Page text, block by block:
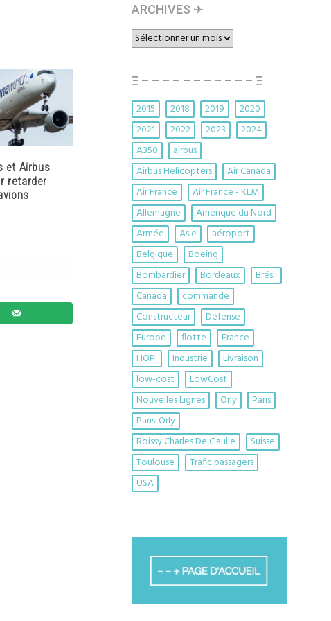
et Airbus
retarder
ARCHIVES ✈︎
ARCHIVES
✈︎
Ξ – – – – – – – – – – – Ξ
2015 2018 2019
2020
2021
2022 2023
2024
A350
airbus
Airbus Helicopters
Air Canada
Air France
Air France - KLM
Allemagne
Amerique du Nord
Armée
Asie
aéroport
Belgique
Boeing
Bombardier
Bordeaux
Brésil
Canada
commande
Constructeur
Défense
Europe
flotte
France
HOP!
Industrie
Livraison
low-cost
LowCost
Nouvelles Lignes
Orly
Paris
Paris-Orly
Roissy Charles De Gaulle
Suisse
Toulouse
Trafic passagers
USA